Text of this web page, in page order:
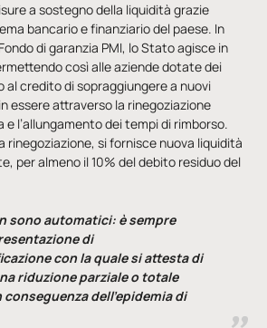
a sostegno della liquidità grazie
bancario e finanziario del paese. In
di garanzia PMI, lo Stato agisce in
così alle aziende dotate dei
al credito di sopraggiungere a nuovi
essere attraverso la rinegoziazione
e l’allungamento dei tempi di rimborso.
si fornisce nuova liquidità
per almeno il 10% del debito residuo del
sono automatici: è sempre
di
con la quale si attesta di
riduzione parziale o totale
dell’epidemia di